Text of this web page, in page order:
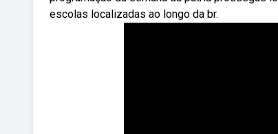
escolas localizadas ao longo da br.